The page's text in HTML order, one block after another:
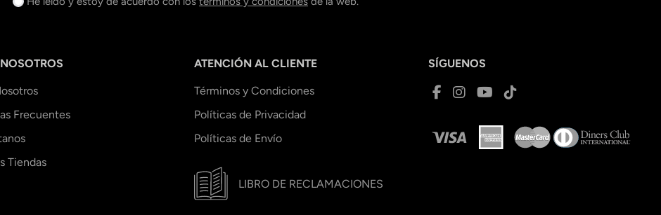
Frecuentes
Tiendas
ATENCIÓN AL CLIENTE
Términos y Condiciones
Políticas de Privacidad
Políticas de Envío
LIBRO DE RECLAMACIONES
SÍGUENOS